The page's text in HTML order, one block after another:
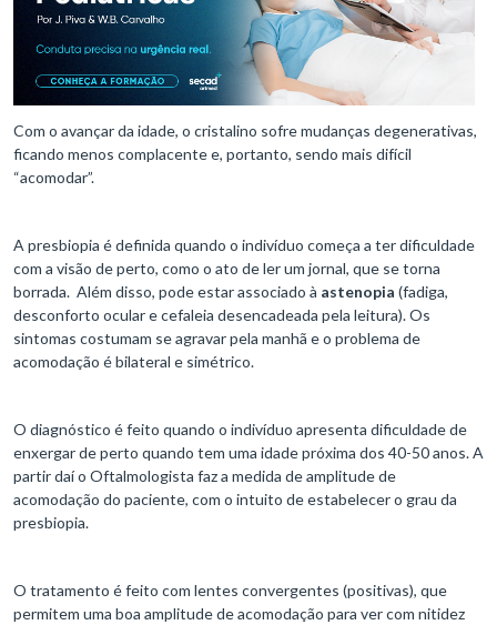
Com o avançar da idade, o cristalino sofre mudanças degenerativas,
ficando menos complacente e, portanto, sendo mais difícil
“acomodar”.
A presbiopia é definida quando o indivíduo começa a ter dificuldade
com a visão de perto, como o ato de ler um jornal, que se torna
borrada. Além disso, pode estar associado à astenopia (fadiga,
desconforto ocular e cefaleia desencadeada pela leitura). Os
sintomas costumam se agravar pela manhã e o problema de
acomodação é bilateral e simétrico.
O diagnóstico é feito quando o indivíduo apresenta dificuldade de
enxergar de perto quando tem uma idade próxima dos 40-50 anos. A
partir daí o Oftalmologista faz a medida de amplitude de
acomodação do paciente, com o intuito de estabelecer o grau da
presbiopia.
O tratamento é feito com lentes convergentes (positivas), que
permitem uma boa amplitude de acomodação para ver com nitidez